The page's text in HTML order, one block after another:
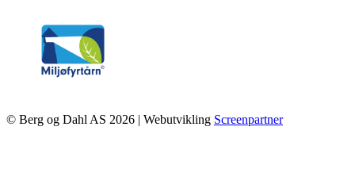
© Berg og Dahl AS 2026 | Webutvikling Screenpartner